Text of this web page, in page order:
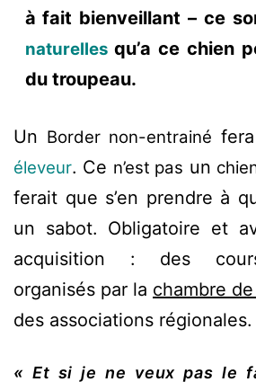
à fait bienveillant – ce
naturellesqu’a ce chien
du troupeau.
Un Border non-entrainé fera
éleveur. Ce n’est pas un
ferait que s’en prendre à
un sabot. Obligatoire et
acquisition : des
organisés par la chambre
des associations régionales.
« Et si je ne veux pas le